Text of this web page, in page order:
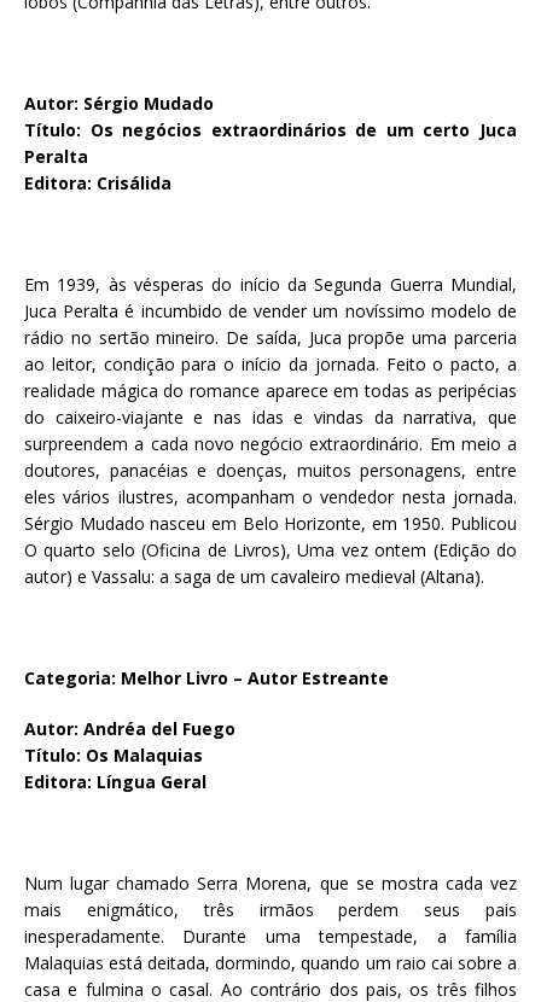
Autor: Sérgio Mudado
Título: Os negócios extraordinários de um certo Juca
Peralta
Editora: Crisálida
Em 1939, às vésperas do início da Segunda Guerra Mundial,
Juca Peralta é incumbido de vender um novíssimo modelo de
rádio no sertão mineiro. De saída, Juca propõe uma parceria
ao leitor, condição para o início da jornada. Feito o pacto, a
realidade mágica do romance aparece em todas as peripécias
do caixeiro-viajante e nas idas e vindas da narrativa, que
surpreendem a cada novo negócio extraordinário. Em meio a
doutores, panacéias e doenças, muitos personagens, entre
eles vários ilustres, acompanham o vendedor nesta jornada.
Sérgio Mudado nasceu em Belo Horizonte, em 1950. Publicou
O quarto selo (Oficina de Livros), Uma vez ontem (Edição do
autor) e Vassalu: a saga de um cavaleiro medieval (Altana).
Categoria: Melhor Livro – Autor Estreante
Autor: Andréa del Fuego
Título: Os Malaquias
Editora: Língua Geral
Num lugar chamado Serra Morena, que se mostra cada vez
mais enigmático, três irmãos perdem seus pais
inesperadamente. Durante uma tempestade, a família
Malaquias está deitada, dormindo, quando um raio cai sobre a
casa e fulmina o casal. Ao contrário dos pais, os três filhos